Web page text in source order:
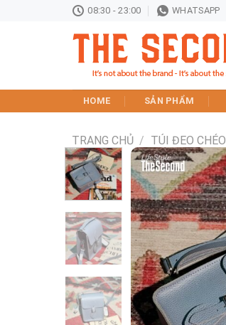
08:30 - 23:00 WHATSAPP
HOME SẢN PHẨM
TRANG CHỦ / TÚI ĐEO